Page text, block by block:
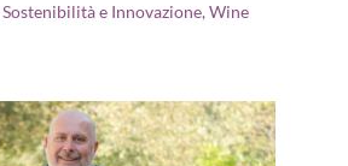
Sostenibilità e Innovazione,Wine